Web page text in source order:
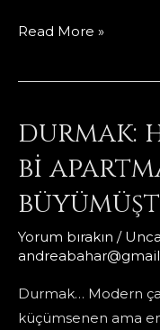
When
Becomes
Read More »
durmak:
bi
Yorum bırakın /
Durmak… Modern
küçümsenen ama